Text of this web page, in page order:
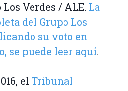
Verdes / ALE. La
del Grupo Los
su voto en
se puede leer aquí.
el Tribunal